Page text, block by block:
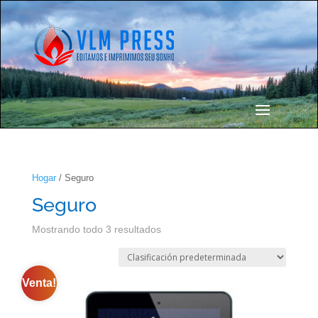
Hogar/ Seguro
Seguro
Mostrando todo 3 resultados
Venta!